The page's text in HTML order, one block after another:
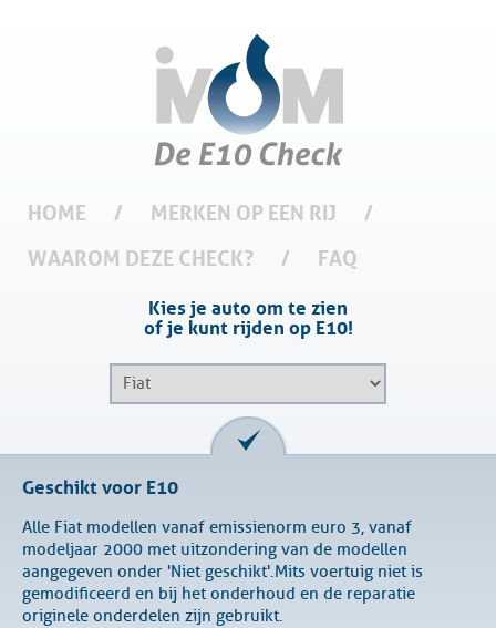
HOME / MERKEN OP EEN RIJ
/
WAAROM DEZE CHECK?
/ FAQ
Kies je auto om te zien
of je kunt rijden op E10!
Geschikt voor E10
Alle Fiat modellen vanaf emissienorm euro 3, vanaf
modeljaar 2000 met uitzondering van de modellen
aangegeven onder 'Niet geschikt'. Mits voertuig niet is
gemodificeerd en bij het onderhoud en de reparatie
originele onderdelen zijn gebruikt.